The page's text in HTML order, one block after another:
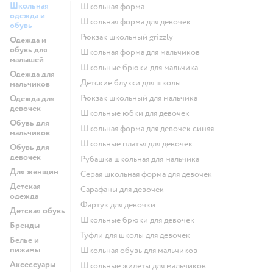
Школьная
одежда и
обувь
Одежда и
обувь для
малышей
Одежда для
мальчиков
Одежда для
девочек
Обувь для
мальчиков
Обувь для
девочек
Для женщин
Детская
одежда
Детская обувь
Бренды
Белье и
пижамы
Аксессуары
Школьная форма
Школьная форма для девочек
Рюкзак школьный grizzly
Школьная форма для мальчиков
Школьные брюки для мальчика
Детские блузки для школы
Рюкзак школьный для мальчика
Школьные юбки для девочек
Школьная форма для девочек синяя
Школьные платья для девочек
Рубашка школьная для мальчика
Серая школьная форма для девочек
Сарафаны для девочек
Фартук для девочки
Школьные брюки для девочек
Туфли для школы для девочек
Школьная обувь для мальчиков
Школьные жилеты для мальчиков